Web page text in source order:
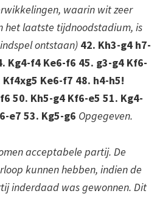
waarin wit zeer
het laatste tijdnoodstadium, is
ontstaan) 42. Kh3-g4 h7-
Kg4-f4 Ke6-f6 45. g3-g4 Kf6-
Ke6-f7 48. h4-h5!
50. Kh5-g4 Kf6-e5 51. Kg4-
e7 53. Kg5-g6 Opgegeven.
acceptabele partij. De
kunnen hebben, indien de
inderdaad was gewonnen. Dit